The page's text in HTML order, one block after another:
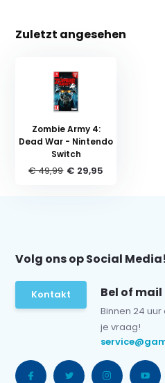
Zuletzt angesehen
Zombie Army 4:
Dead War - Nintendo
Switch
€ 49,99 € 29,95
Volg ons op Social Media!
Kontakt Bel of mail
Binnen 24
je vraag!